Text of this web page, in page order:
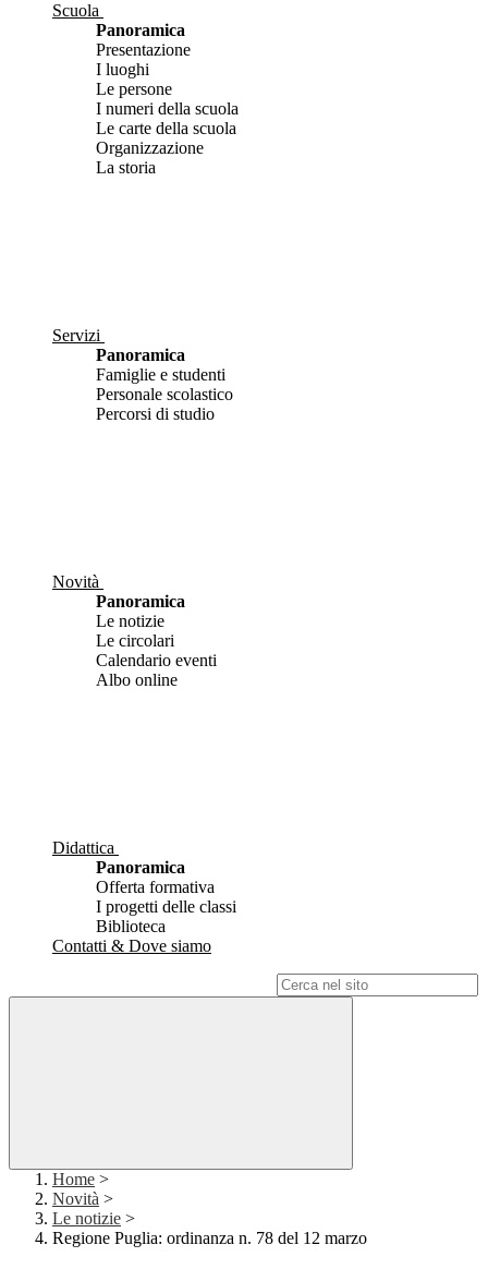
Scuola
Panoramica
Presentazione
I luoghi
Le persone
I numeri della scuola
Le carte della scuola
Organizzazione
La storia
Servizi
Panoramica
Famiglie e studenti
Personale scolastico
Percorsi di studio
Novità
Panoramica
Le notizie
Le circolari
Calendario eventi
Albo online
Didattica
Panoramica
Offerta formativa
I progetti delle classi
Biblioteca
Contatti & Dove siamo
Home >
Novità >
Le notizie >
Regione Puglia: ordinanza n. 78 del 12 marzo